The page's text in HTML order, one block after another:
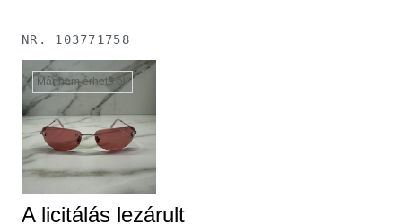
NR. 103771758
Már nem érhető el.
A licitálás lezárult